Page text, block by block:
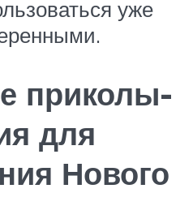
уже
приколы-
для
Нового